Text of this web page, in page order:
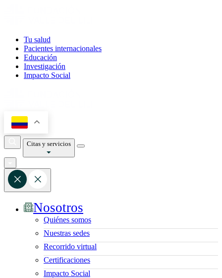
Tu salud
Pacientes internacionales
Educación
Investigación
Impacto Social
Citas y servicios
Nosotros
Quiénes somos
Nuestras sedes
Recorrido virtual
Certificaciones
Impacto Social